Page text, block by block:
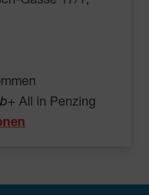
+ All in Penzing